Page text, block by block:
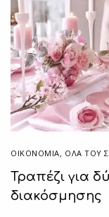
ΟΙΚΟΝΟΜΙΑ, ΌΛΑ ΤΟΥ
Τραπέζι για
διακόσμησης